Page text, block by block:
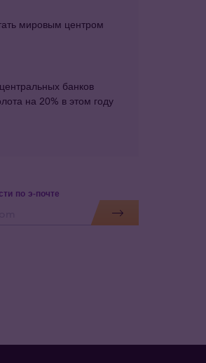
по э-почте
мировым центром
банков
на 20% в этом году